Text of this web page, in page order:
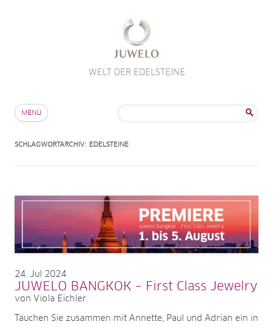
WELT DER EDELSTEINE
MENÜ
SCHLAGWORTARCHIV: EDELSTEINE
24 Jul 2024
JUWELO BANGKOK – First Class Jewelry
von Viola Eichler
Tauchen Sie zusammen mit Annette, Paul und Adrian ein in